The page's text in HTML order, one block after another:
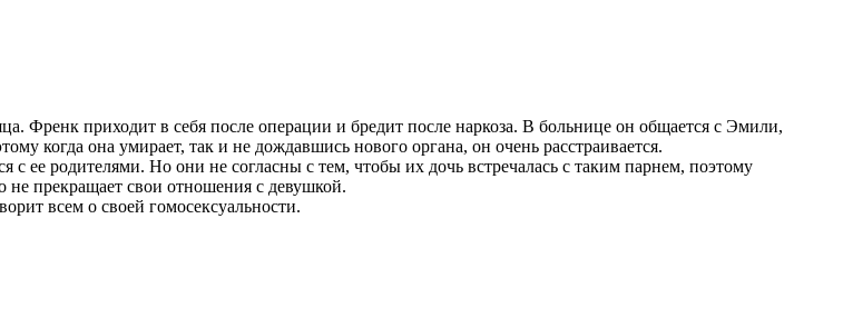
Френк приходит в себя после операции и бредит после наркоза. В больнице он общается с Эмили,
когда она умирает, так и не дождавшись нового органа, он очень расстраивается.
с ее родителями. Но они не согласны с тем, чтобы их дочь встречалась с таким парнем, поэтому
не прекращает свои отношения с девушкой.
всем о своей гомосексуальности.